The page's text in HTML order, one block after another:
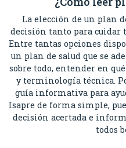
La elección de un plan
decisión tanto para cuidar
Entre tantas opciones
un plan de salud que se
sobre todo, entender en
y terminología técnica.
guía informativa para
Isapre de forma simple,
decisión acertada e
todos